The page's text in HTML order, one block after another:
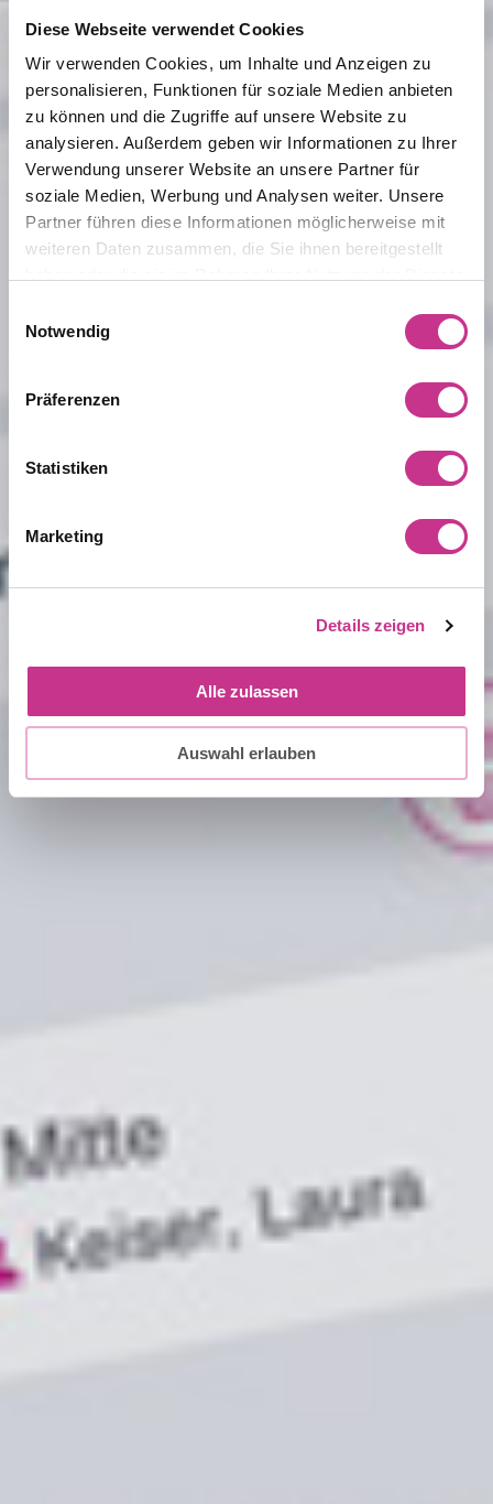
Diese Webseite verwendet Cookies
Wir verwenden Cookies, um Inhalte und Anzeigen zu
personalisieren, Funktionen für soziale Medien anbieten
zu können und die Zugriffe auf unsere Website zu
analysieren. Außerdem geben wir Informationen zu Ihrer
Verwendung unserer Website an unsere Partner für
soziale Medien, Werbung und Analysen weiter. Unsere
Partner führen diese Informationen möglicherweise mit
weiteren Daten zusammen, die Sie ihnen bereitgestellt
Notwendig
Präferenzen
Statistiken
Marketing
Details zeigen
Alle zulassen
Auswahl erlauben